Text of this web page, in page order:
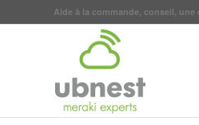
Aide à la commande, conseil, une